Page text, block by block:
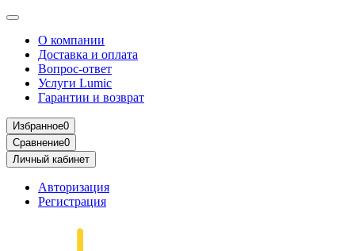
О компании
Доставка и оплата
Вопрос-ответ
Услуги Lumic
Гарантии и возврат
Избранное0
Сравнение0
Личный кабинет
Авторизация
Регистрация